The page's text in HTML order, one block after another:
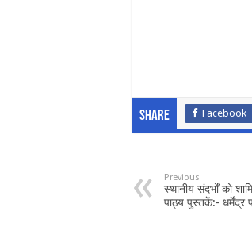
Share Facebook
Previous
स्थानीय संदर्भों को
पाठ्य पुस्तकें:- धर्मेंद्र